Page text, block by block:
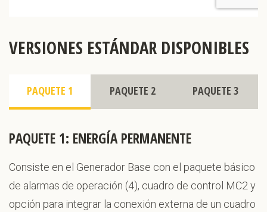
VERSIONES ESTÁNDAR DISPONIBLES
PAQUETE 1 PAQUETE 2 PAQUETE 3
PAQUETE 1: ENERGÍA PERMANENTE
Consiste en el Generador Base con el paquete básico
de alarmas de operación (4), cuadro de control MC2 y
opción para integrar la conexión externa de un cuadro